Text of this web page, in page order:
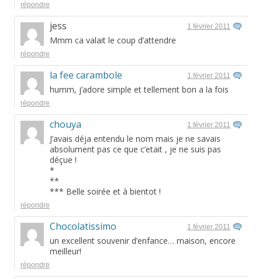
répondre
jess 1 février 2011
Mmm ca valait le coup d’attendre
répondre
la fee carambole 1 février 2011
humm, j’adore simple et tellement bon a la fois
répondre
chouya 1 février 2011
J’avais déja entendu le nom mais je ne savais
absolument pas ce que c’etait , je ne suis pas
déçue !
*
**
*** Belle soirée et à bientot !
répondre
Chocolatissimo 1 février 2011
un excellent souvenir d’enfance… maison, encore
meilleur!
répondre